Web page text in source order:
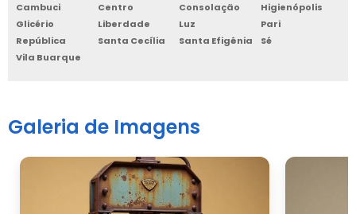
Cambuci
Centro Consolação
Higienópolis
Glicério
Liberdade Luz
Pari
República
Santa Cecília Santa Efigênia
Sé
Vila Buarque
Galeria de Imagens